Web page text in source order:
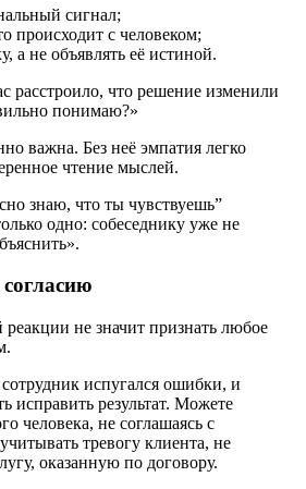
сигнал;
происходит с человеком;
а не объявлять её истиной.
расстроило, что решение изменили
понимаю?»
важна. Без неё эмпатия легко
чтение мыслей.
знаю, что ты чувствуешь”
одно: собеседнику уже не
не значит признать любое
испугался ошибки, и
исправить результат. Можете
человека, не соглашаясь с
тревогу клиента, не
оказанную по договору.